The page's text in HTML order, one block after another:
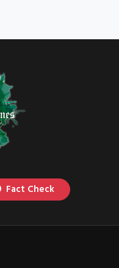
Fact Check